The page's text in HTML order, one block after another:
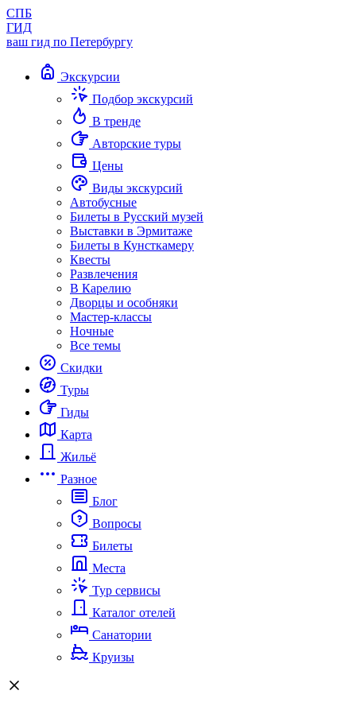
СПБ
ГИД
ваш гид по Петербургу
Экскурсии
Подбор экскурсий
В тренде
Авторские туры
Цены
Виды экскурсий
Автобусные
Билеты в Русский музей
Выставки в Эрмитаже
Билеты в Кунсткамеру
Квесты
Развлечения
В Карелию
Дворцы и особняки
Мастер-классы
Ночные
Все темы
Скидки
Туры
Гиды
Карта
Жильё
Разное
Блог
Вопросы
Билеты
Места
Тур сервисы
Каталог отелей
Санатории
Круизы